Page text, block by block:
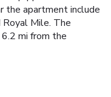
the apartment include
Royal Mile. The
mi from the